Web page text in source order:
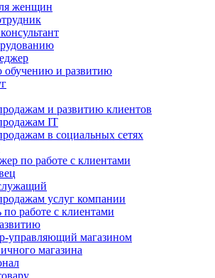
женщин
обучению и развитию
и развитию клиентов
IT
в социальных сетях
по работе с клиентами
услуг компании
по работе с клиентами
управляющий магазином
магазина